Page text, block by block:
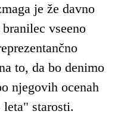
je že davno
vseeno
to, da bo denimo
njegovih ocenah
starosti.